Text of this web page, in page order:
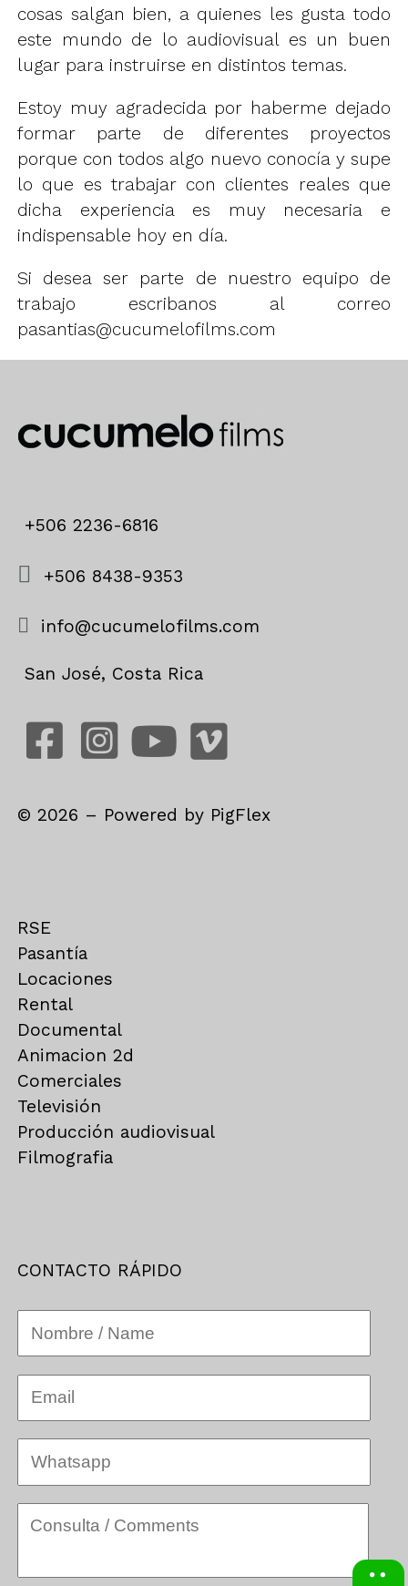
cosas salgan bien, a quienes les gusta todo
este mundo de lo audiovisual es un buen
lugar para instruirse en distintos temas.
Estoy muy agradecida por haberme dejado
formar parte de diferentes proyectos
porque con todos algo nuevo conocía y supe
lo que es trabajar con clientes reales que
dicha experiencia es muy necesaria e
indispensable hoy en día.
Si desea ser parte de nuestro equipo de
trabajo escribanos al correo
pasantias@cucumelofilms.com
+506 2236-6816
+506 8438-9353
info@cucumelofilms.com
San José, Costa Rica
©2026 – Powered by PigFlex
RSE
Pasantía
Locaciones
Rental
Documental
Animacion 2d
Comerciales
Televisión
Producción audiovisual
Filmografia
CONTACTO RÁPIDO